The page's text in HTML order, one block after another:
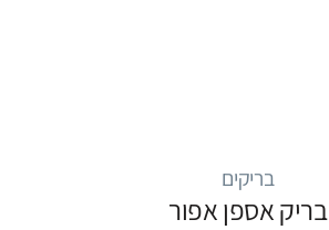
בריקים
בריק אספן אפור